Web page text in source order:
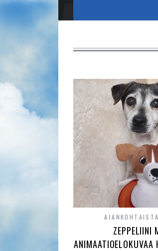
AJANKOHTAISTA
ZEPPELIINI